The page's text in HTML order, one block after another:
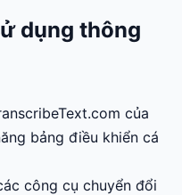
dụng thông
của
bảng điều khiển cá
công cụ chuyển đổi